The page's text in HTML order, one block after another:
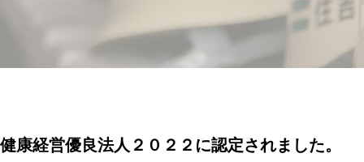
健康経営優良法人２０２２に認定されました。